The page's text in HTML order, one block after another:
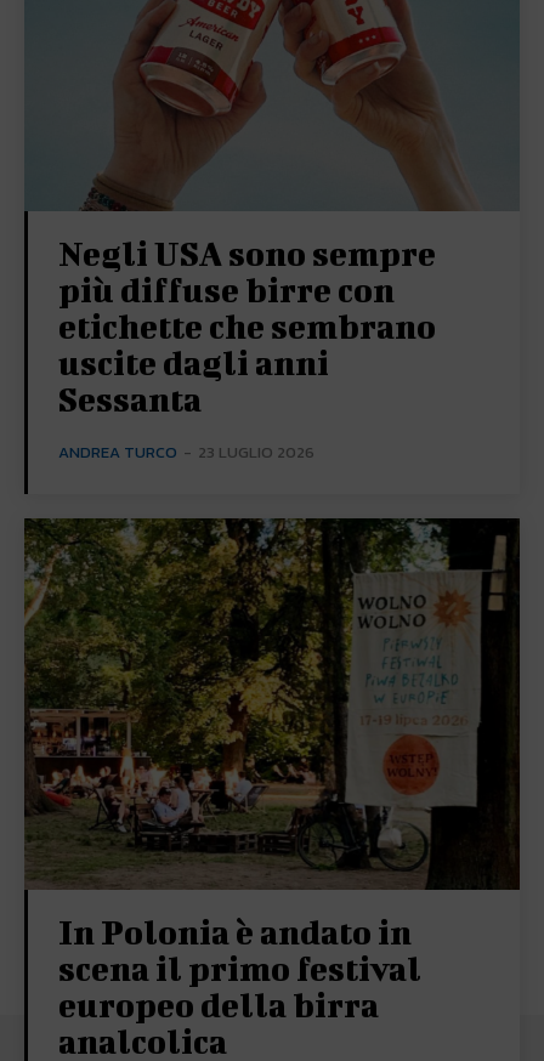
Negli USA sono sempre
più diffuse birre con
etichette che sembrano
uscite dagli anni
Sessanta
ANDREA TURCO - 23 LUGLIO 2026
In Polonia è andato in
scena il primo festival
europeo della birra
analcolica